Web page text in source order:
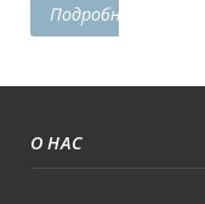
Подробнее...
О НАС